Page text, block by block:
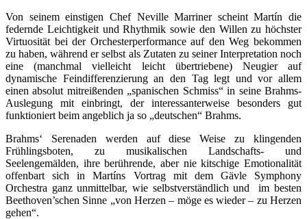
Von seinem einstigen Chef Neville Marriner scheint Martín die
federnde Leichtigkeit und Rhythmik sowie den Willen zu höchster
Virtuosität bei der Orchesterperformance auf den Weg bekommen
zu haben, während er selbst als Zutaten zu seiner Interpretation noch
eine (manchmal vielleicht leicht übertriebene) Neugier auf
dynamische Feindifferenzierung an den Tag legt und vor allem
einen absolut mitreißenden „spanischen Schmiss“ in seine Brahms-
Auslegung mit einbringt, der interessanterweise besonders gut
funktioniert beim angeblich ja so „deutschen“ Brahms.
Brahms‘ Serenaden werden auf diese Weise zu klingenden
Frühlingsboten, zu musikalischen Landschafts- und
Seelengemälden, ihre berührende, aber nie kitschige Emotionalität
offenbart sich in Martíns Vortrag mit dem Gävle Symphony
Orchestra ganz unmittelbar, wie selbstverständlich und im besten
Beethoven’schen Sinne „von Herzen – möge es wieder – zu Herzen
gehen“.